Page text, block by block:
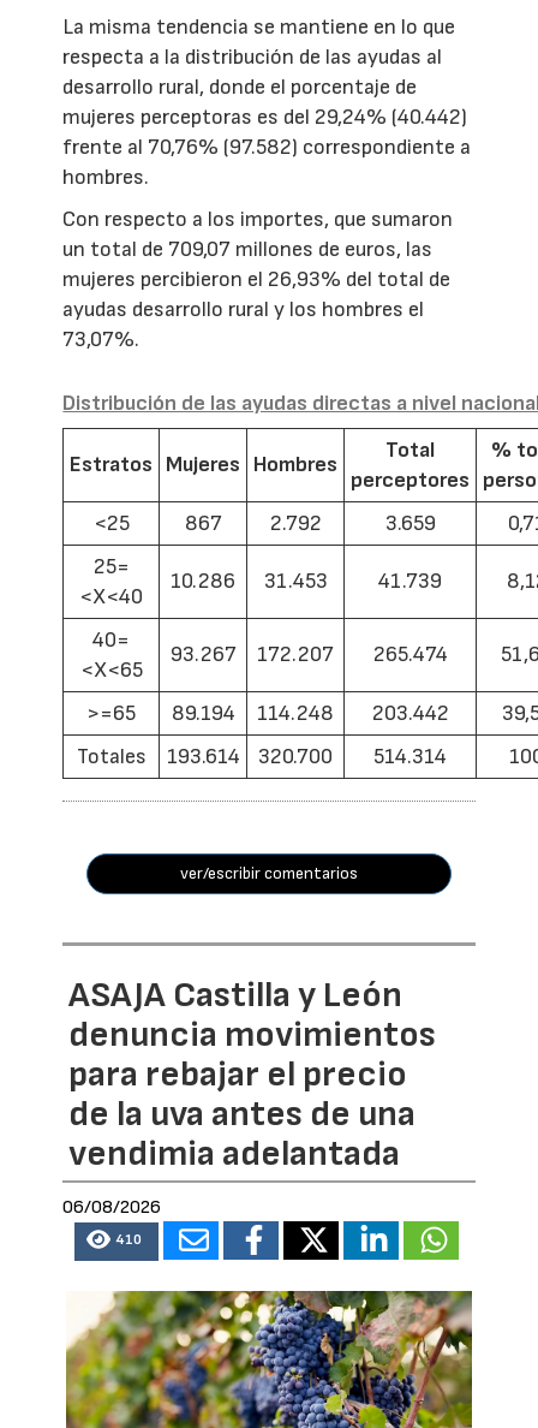
La misma tendencia se mantiene en lo que
respecta a la distribución de las ayudas al
desarrollo rural, donde el porcentaje de
mujeres perceptoras es del 29,24% (40.442)
frente al 70,76% (97.582) correspondiente a
hombres.
Con respecto a los importes, que sumaron
un total de 709,07 millones de euros, las
mujeres percibieron el 26,93% del total de
ayudas desarrollo rural y los hombres el
73,07%.
Distribución de las ayudas directas a nivel
Estratos Mujeres Hombres
Total
perceptores
%
<25
867 2.792 3.659
25=
<X<40
10.286 31.453 41.739
40=
<X<65
93.267 172.207 265.474
>=65 89.194 114.248 203.442
Totales
193.614 320.700 514.314
ver/escribir comentarios
ASAJA Castilla y León
denuncia movimientos
para rebajar el precio
de la uva antes de una
vendimia adelantada
06/08/2026
410